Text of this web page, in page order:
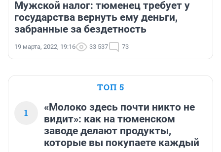
Мужской налог: тюменец требует у
государства вернуть ему деньги,
забранные за бездетность
19 марта, 2022, 19:16 33 537 73
ТОП 5
1
«Молоко здесь почти никто не
видит»: как на тюменском
заводе делают продукты,
которые вы покупаете каждый